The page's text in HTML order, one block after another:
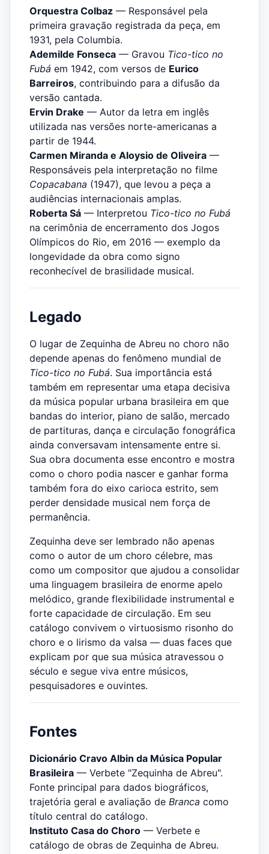
Orquestra Colbaz — Responsável pela
primeira gravação registrada da peça, em
1931, pela Columbia.
Ademilde Fonseca — Gravou Tico-tico no
Fubá em 1942, com versos de Eurico
Barreiros, contribuindo para a difusão da
versão cantada.
Ervin Drake — Autor da letra em inglês
utilizada nas versões norte-americanas a
partir de 1944.
Carmen Miranda e Aloysio de Oliveira —
Responsáveis pela interpretação no filme
Copacabana (1947), que levou a peça a
audiências internacionais amplas.
Roberta Sá — Interpretou Tico-tico no Fubá
na cerimônia de encerramento dos Jogos
Olímpicos do Rio, em 2016 — exemplo da
longevidade da obra como signo
reconhecível de brasilidade musical.
Legado
O lugar de Zequinha de Abreu no choro não
depende apenas do fenômeno mundial de
Tico-tico no Fubá. Sua importância está
também em representar uma etapa decisiva
da música popular urbana brasileira em que
bandas do interior, piano de salão, mercado
de partituras, dança e circulação fonográfica
ainda conversavam intensamente entre si.
Sua obra documenta esse encontro e mostra
como o choro podia nascer e ganhar forma
também fora do eixo carioca estrito, sem
perder densidade musical nem força de
permanência.
Zequinha deve ser lembrado não apenas
como o autor de um choro célebre, mas
como um compositor que ajudou a consolidar
uma linguagem brasileira de enorme apelo
melódico, grande flexibilidade instrumental e
forte capacidade de circulação. Em seu
catálogo convivem o virtuosismo risonho do
choro e o lirismo da valsa — duas faces que
explicam por que sua música atravessou o
século e segue viva entre músicos,
pesquisadores e ouvintes.
Fontes
Dicionário Cravo Albin da Música Popular
Brasileira — Verbete "Zequinha de Abreu".
Fonte principal para dados biográficos,
trajetória geral e avaliação de Branca como
título central do catálogo.
Instituto Casa do Choro — Verbete e
catálogo de obras de Zequinha de Abreu.